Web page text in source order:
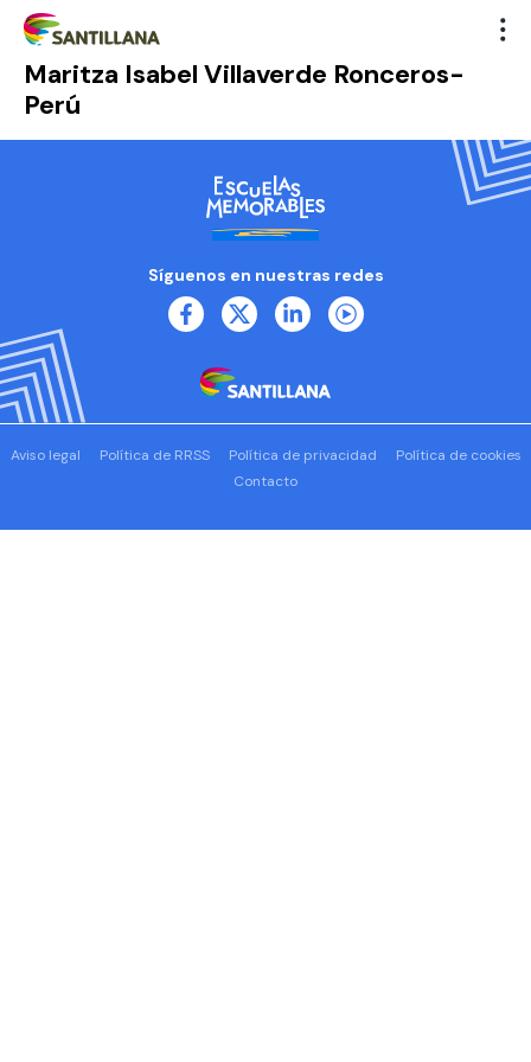
Maritza Isabel Villaverde Ronceros-
Perú
Síguenos en nuestras redes
Aviso legal Política de RRSS Política de privacidad
Política de cookies
Contacto